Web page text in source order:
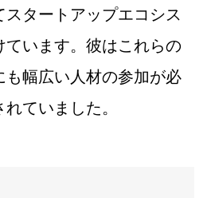
タートアップエコシス
います。彼はこれらの
幅広い人材の参加が必
ていました。